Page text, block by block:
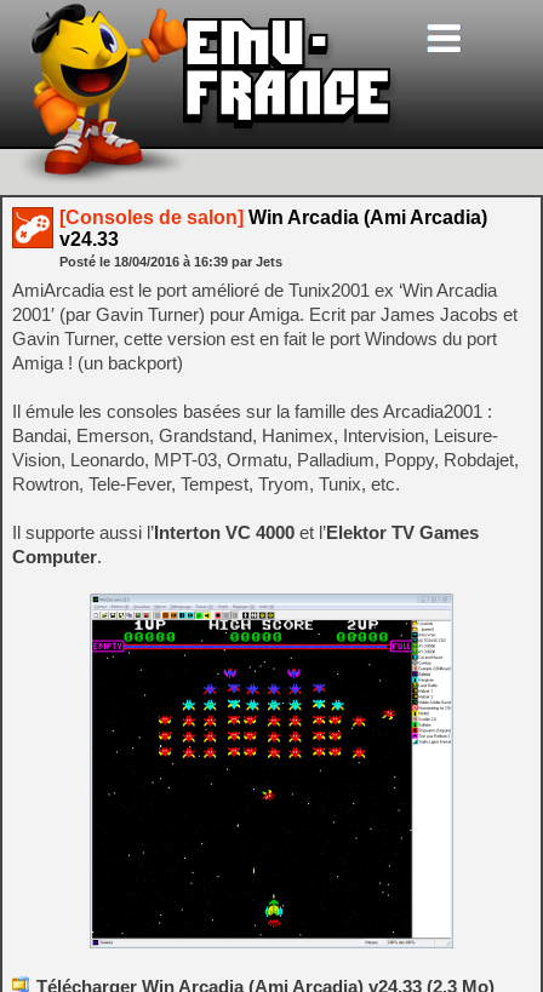
[Consoles de salon] Win Arcadia (Ami Arcadia)
v24.33
Posté le 18/04/2016 à 16:39 par Jets
AmiArcadia est le port amélioré de Tunix2001 ex ‘Win Arcadia
2001′ (par Gavin Turner) pour Amiga. Ecrit par James Jacobs et
Gavin Turner, cette version est en fait le port Windows du port
Amiga ! (un backport)
Il émule les consoles basées sur la famille des Arcadia2001 :
Bandai, Emerson, Grandstand, Hanimex, Intervision, Leisure-
Vision, Leonardo, MPT-03, Ormatu, Palladium, Poppy, Robdajet,
Rowtron, Tele-Fever, Tempest, Tryom, Tunix, etc.
Il supporte aussi l’Interton VC 4000 et l’Elektor TV Games
Computer.
Télécharger Win Arcadia (Ami Arcadia) v24.33 (2.3 Mo)